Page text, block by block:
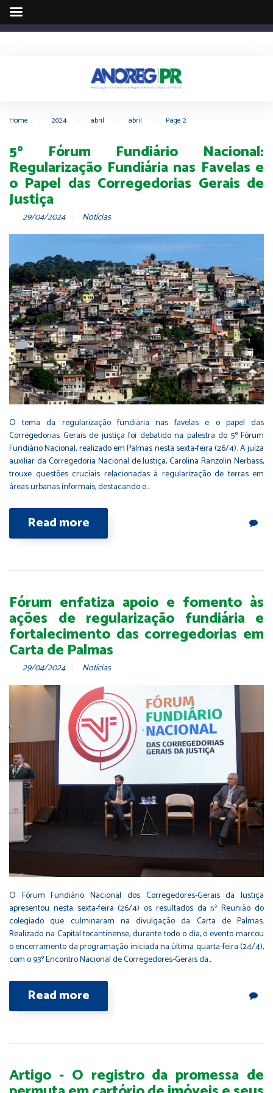
Home 2024 abril abril Page 2
5º Fórum Fundiário Nacional:
Regularização Fundiária nas Favelas e
o Papel das Corregedorias Gerais de
Justiça
29/04/2024 Notícias
O tema da regularização fundiária nas favelas e o papel das
Corregedorias Gerais de justiça foi debatido na palestra do 5º Fórum
Fundiário Nacional, realizado em Palmas nesta sexta-feira (26/4). A juíza
auxiliar da Corregedoria Nacional de Justiça, Carolina Ranzolin Nerbass,
trouxe questões cruciais relacionadas à regularização de terras em
áreas urbanas informais, destacando o…
Read more
Fórum enfatiza apoio e fomento às
ações de regularização fundiária e
fortalecimento das corregedorias em
Carta de Palmas
29/04/2024 Notícias
O Fórum Fundiário Nacional dos Corregedores-Gerais da Justiça
apresentou nesta sexta-feira (26/4) os resultados da 5ª Reunião do
colegiado que culminaram na divulgação da Carta de Palmas.
Realizado na Capital tocantinense, durante todo o dia, o evento marcou
o encerramento da programação iniciada na última quarta-feira (24/4),
com o 93º Encontro Nacional de Corregedores-Gerais da…
Read more
Artigo - O registro da promessa de